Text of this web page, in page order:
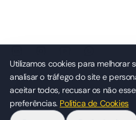
© 2026 NKL Indústria e Comércio
Jaguar Industrial is a registered
Rua Turquesa 17, Recreio
+55 19 3935-7676 · +55 19 99712-
Utilizamos cookies para melhorar
analisar o tráfego do site e
aceitar todos, recusar os não
preferências. Política de Cookies